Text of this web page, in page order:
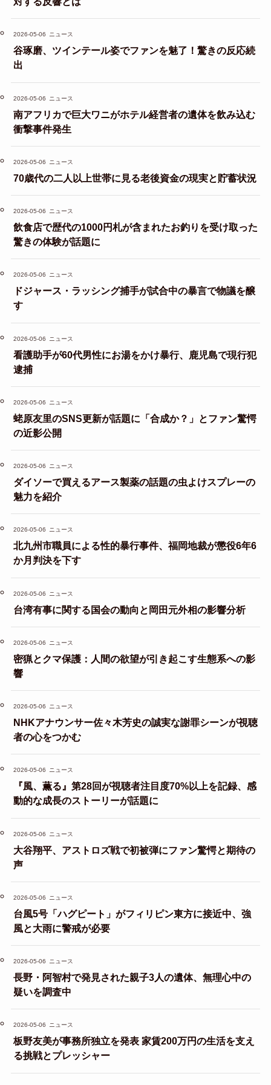
2026-05-06 ニュース
谷琢磨、ツインテール姿でファンを魅了！驚きの反応続
出
2026-05-06 ニュース
南アフリカで巨大ワニがホテル経営者の遺体を飲み込む
衝撃事件発生
2026-05-06 ニュース
70歳代の二人以上世帯に見る老後資金の現実と貯蓄状況
2026-05-06 ニュース
飲食店で歴代の1000円札が含まれたお釣りを受け取った
驚きの体験が話題に
2026-05-06 ニュース
ドジャース・ラッシング捕手が試合中の暴言で物議を醸
す
2026-05-06 ニュース
看護助手が60代男性にお湯をかけ暴行、鹿児島で現行犯
逮捕
2026-05-06 ニュース
蛯原友里のSNS更新が話題に「合成か？」とファン驚愕
の近影公開
2026-05-06 ニュース
ダイソーで買えるアース製薬の話題の虫よけスプレーの
魅力を紹介
2026-05-06 ニュース
北九州市職員による性的暴行事件、福岡地裁が懲役6年6
か月判決を下す
2026-05-06 ニュース
台湾有事に関する国会の動向と岡田元外相の影響分析
2026-05-06 ニュース
密猟とクマ保護：人間の欲望が引き起こす生態系への影
響
2026-05-06 ニュース
NHKアナウンサー佐々木芳史の誠実な謝罪シーンが視聴
者の心をつかむ
2026-05-06 ニュース
『風、薫る』第28回が視聴者注目度70%以上を記録、感
動的な成長のストーリーが話題に
2026-05-06 ニュース
大谷翔平、アストロズ戦で初被弾にファン驚愕と期待の
声
2026-05-06 ニュース
台風5号「ハグピート」がフィリピン東方に接近中、強
風と大雨に警戒が必要
2026-05-06 ニュース
長野・阿智村で発見された親子3人の遺体、無理心中の
疑いを調査中
2026-05-06 ニュース
板野友美が事務所独立を発表 家賃200万円の生活を支え
る挑戦とプレッシャー